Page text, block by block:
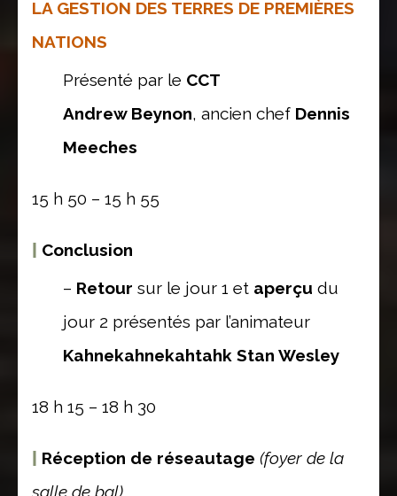
LA GESTION DES TERRES DE PREMIÈRES
NATIONS
Présenté par le CCT
Andrew Beynon, ancien chef Dennis
Meeches
15 h 50 – 15 h 55
Conclusion
– Retour sur le jour 1 et aperçu du
jour 2 présentés par l’animateur
Kahnekahnekahtahk Stan Wesley
18 h 15 – 18 h 30
Réception de réseautage (foyer de la
salle de bal)